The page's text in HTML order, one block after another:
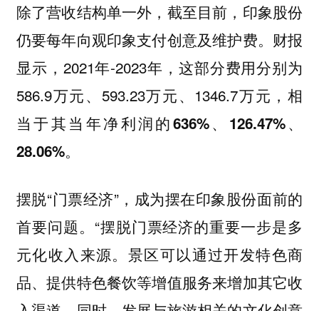
除了营收结构单一外，截至目前， 印象股份
仍要每年向观印象支付创意及维护费。 财报
显示，2021年-2023年，这部分费用分别为
586.9万元、593.23万元、1346.7万元，相
当于其当年净利润的636%、126.47%、
28.06%。
摆脱“门票经济”，成为摆在印象股份面前的
首要问题。“摆脱门票经济的重要一步是多
元化收入来源。景区可以通过开发特色商
品、提供特色餐饮等增值服务来增加其它收